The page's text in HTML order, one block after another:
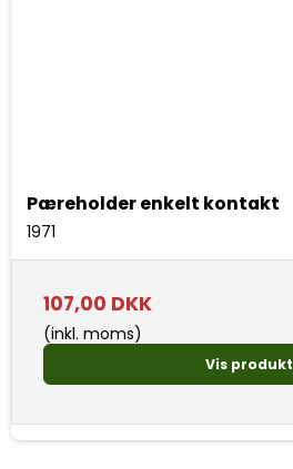
Pæreholder enkelt kontakt
1971
107,00 DKK
(inkl. moms)
Vis produkt